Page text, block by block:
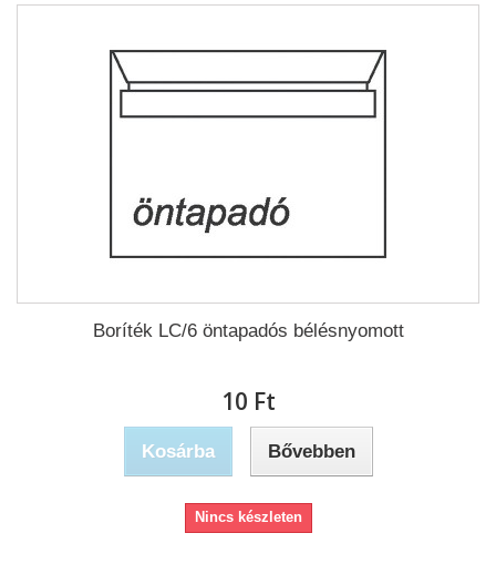
Boríték LC/6 öntapadós bélésnyomott
10 Ft‎
Kosárba Bővebben
Nincs készleten